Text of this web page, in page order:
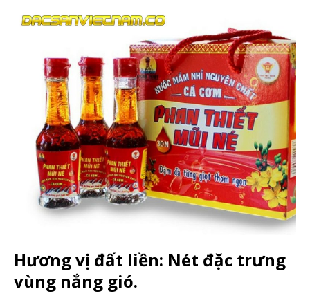
Hương vị đất liền: Nét đặc trưng
vùng nắng gió.